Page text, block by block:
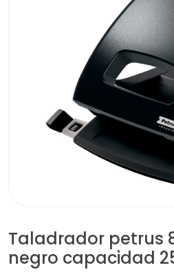
Taladrador petrus
negro capacidad